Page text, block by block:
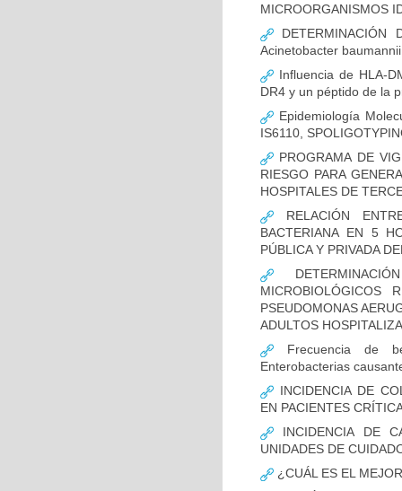
MICROORGANISMOS
DETERMINACIÓN
Acinetobacter
Influencia de HLA-
DR4 y un péptido de la
Epidemiología
IS6110,
PROGRAMA DE
RIESGO PARA
HOSPITALES DE
RELACIÓN
BACTERIANA EN 5
PÚBLICA Y PRIVADA
MICROBIOLÓGICOS
PSEUDOMONAS
ADULTOS
Frecuencia de
Enterobacterias
INCIDENCIA DE
EN PACIENTES
INCIDENCIA DE
UNIDADES DE
¿CUÁL ES EL